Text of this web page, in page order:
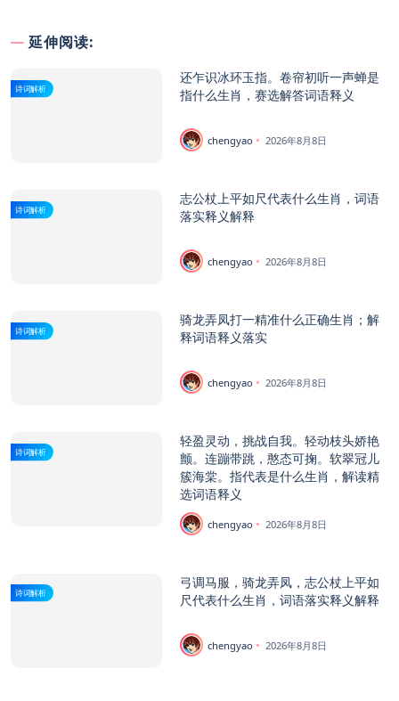
延伸阅读:
诗词解析
还乍识冰环玉指。卷帘初听一声蝉是
指什么生肖，赛选解答词语释义
chengyao 2026年8月8日
诗词解析
志公杖上平如尺代表什么生肖，词语
落实释义解释
chengyao 2026年8月8日
诗词解析
骑龙弄凤打一精准什么正确生肖；解
释词语释义落实
chengyao 2026年8月8日
诗词解析
轻盈灵动，挑战自我。轻动枝头娇艳
颤。连蹦带跳，憨态可掬。软翠冠儿
簇海棠。指代表是什么生肖，解读精
选词语释义
chengyao 2026年8月8日
诗词解析
弓调马服，骑龙弄凤，志公杖上平如
尺代表什么生肖，词语落实释义解释
chengyao 2026年8月8日